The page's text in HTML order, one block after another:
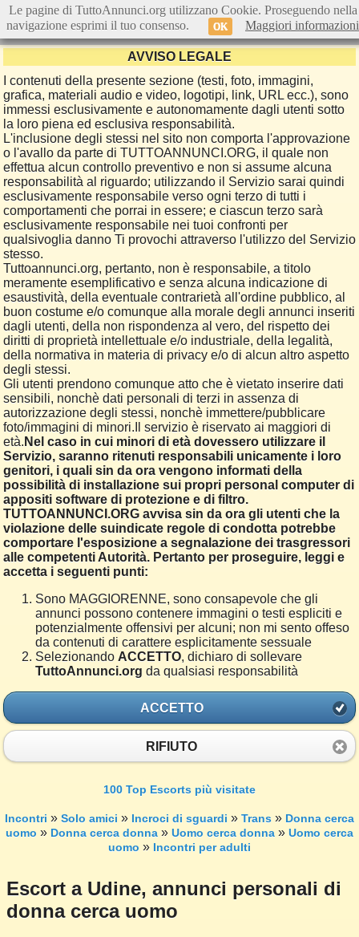
AVVISO LEGALE
I contenuti della presente sezione (testi, foto, immagini,
grafica, materiali audio e video, logotipi, link, URL ecc.), sono
immessi esclusivamente e autonomamente dagli utenti sotto
la loro piena ed esclusiva responsabilità.
L'inclusione degli stessi nel sito non comporta l'approvazione
o l'avallo da parte di TUTTOANNUNCI.ORG, il quale non
effettua alcun controllo preventivo e non si assume alcuna
responsabilità al riguardo; utilizzando il Servizio sarai quindi
esclusivamente responsabile verso ogni terzo di tutti i
comportamenti che porrai in essere; e ciascun terzo sarà
esclusivamente responsabile nei tuoi confronti per
qualsivoglia danno Ti provochi attraverso l'utilizzo del Servizio
stesso.
Tuttoannunci.org, pertanto, non è responsabile, a titolo
meramente esemplificativo e senza alcuna indicazione di
esaustività, della eventuale contrarietà all'ordine pubblico, al
buon costume e/o comunque alla morale degli annunci inseriti
dagli utenti, della non rispondenza al vero, del rispetto dei
diritti di proprietà intellettuale e/o industriale, della legalità,
della normativa in materia di privacy e/o di alcun altro aspetto
degli stessi.
Gli utenti prendono comunque atto che è vietato inserire dati
sensibili, nonchè dati personali di terzi in assenza di
autorizzazione degli stessi, nonchè immettere/pubblicare
foto/immagini di minori.Il servizio è riservato ai maggiori di
età. Nel caso in cui minori di età dovessero utilizzare il
Servizio, saranno ritenuti responsabili unicamente i loro
genitori, i quali sin da ora vengono informati della
possibilità di installazione sui propri personal computer di
appositi software di protezione e di filtro.
TUTTOANNUNCI.ORG avvisa sin da ora gli utenti che la
violazione delle suindicate regole di condotta potrebbe
comportare l'esposizione a segnalazione dei trasgressori
alle competenti Autorità. Pertanto per proseguire, leggi e
accetta i seguenti punti:
Sono MAGGIORENNE, sono consapevole che gli
annunci possono contenere immagini o testi espliciti e
potenzialmente offensivi per alcuni; non mi sento offeso
da contenuti di carattere esplicitamente sessuale
Selezionando ACCETTO, dichiaro di sollevare
TuttoAnnunci.org da qualsiasi responsabilità
ACCETTO
RIFIUTO
100 Top Escorts più visitate
Incontri » Solo amici » Incroci di sguardi » Trans » Donna cerca
uomo » Donna cerca donna » Uomo cerca donna » Uomo cerca
uomo » Incontri per adulti
Escort a Udine, annunci personali di
donna cerca uomo
Le pagine di TuttoAnnunci.org utilizzano Cookie. Proseguendo nella
navigazione esprimi il tuo consenso.
OK Maggiori informazioni